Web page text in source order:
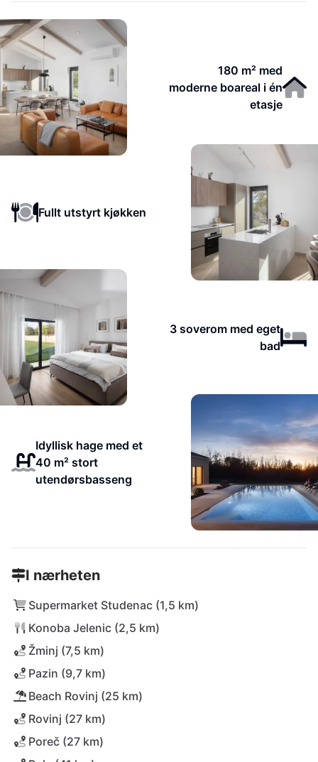
180 m² med
moderne boareal i én
etasje
Fullt utstyrt kjøkken
3 soverom med eget
bad
Idyllisk hage med et
40 m² stort
utendørsbasseng
I nærheten
Supermarket Studenac (1,5 km)
Konoba Jelenic (2,5 km)
Žminj (7,5 km)
Pazin (9,7 km)
Beach Rovinj (25 km)
Rovinj (27 km)
Poreč (27 km)